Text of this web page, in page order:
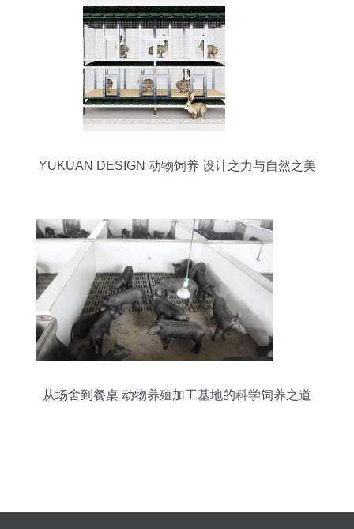
YUKUAN DESIGN 动物饲养 设计之力与自然之美
从场舍到餐桌 动物养殖加工基地的科学饲养之道